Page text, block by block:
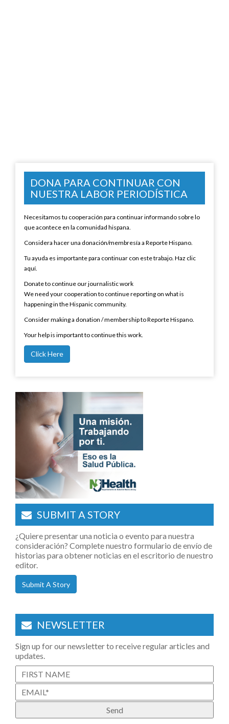
DONA PARA CONTINUAR CON
NUESTRA LABOR PERIODÍSTICA
Necesitamos tu cooperación para continuar informando sobre lo
que acontece en la comunidad hispana.
Considera hacer una donación/membresía a Reporte Hispano.
Tu ayuda es importante para continuar con este trabajo. Haz clic
aquí.
Donate to continue our journalistic work
We need your cooperation to continue reporting on what is
happening in the Hispanic community.
Consider making a donation / membership to Reporte Hispano.
Your help is important to continue this work.
Click Here
SUBMIT A STORY
¿Quiere presentar una noticia o evento para nuestra
consideración? Complete nuestro formulario de envío de
historias para obtener noticias en el escritorio de nuestro
editor.
Submit A Story
NEWSLETTER
Sign up for our newsletter to receive regular articles and
updates.